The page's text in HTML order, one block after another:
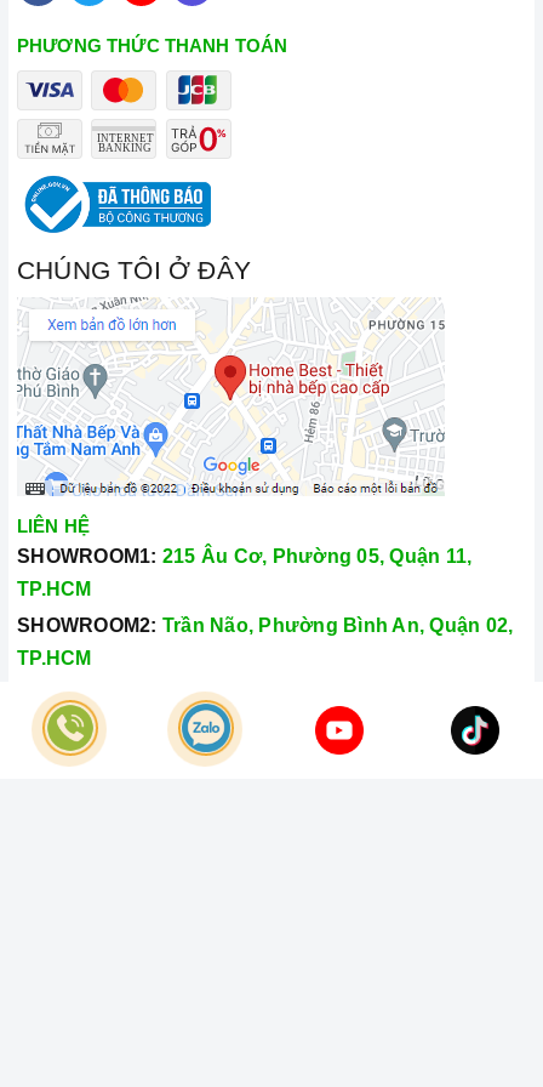
PHƯƠNG THỨC THANH TOÁN
CHÚNG TÔI Ở ĐÂY
LIÊN HỆ
SHOWROOM1: 215 Âu Cơ, Phường 05, Quận 11,
TP.HCM
SHOWROOM2: Trần Não, Phường Bình An, Quận 02,
TP.HCM
Hotline:
028.66.79.8989
Khiếu nại: 0933.800.899